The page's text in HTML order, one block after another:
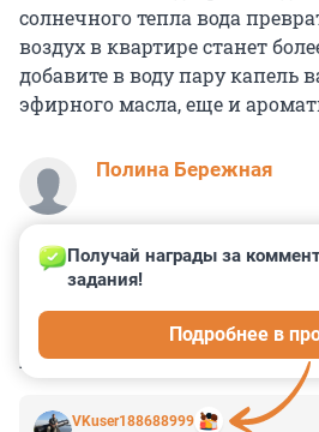
солнечного тепла вода
воздух в квартире станет
добавите в воду пару капель
эфирного масла, еще и
Полина Бережная
КОММЕНТАРИИ 31
VKuser188688999
Получай награды за
задания!
Подробнее в